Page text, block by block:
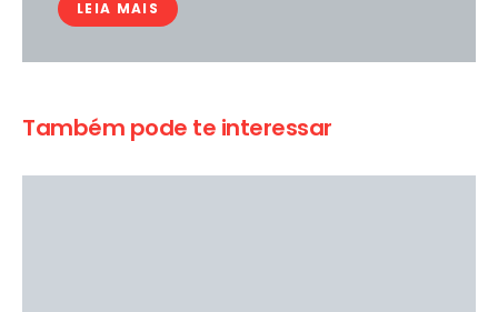
LEIA MAIS
Também pode te interessar